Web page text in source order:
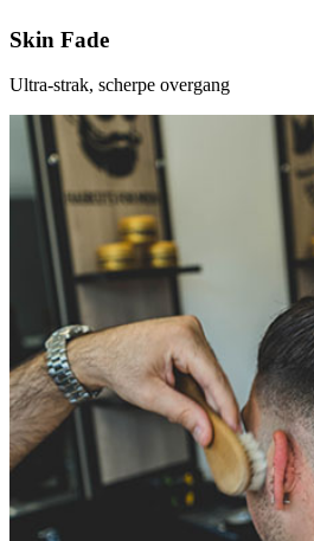
Skin Fade
Ultra-strak, scherpe overgang